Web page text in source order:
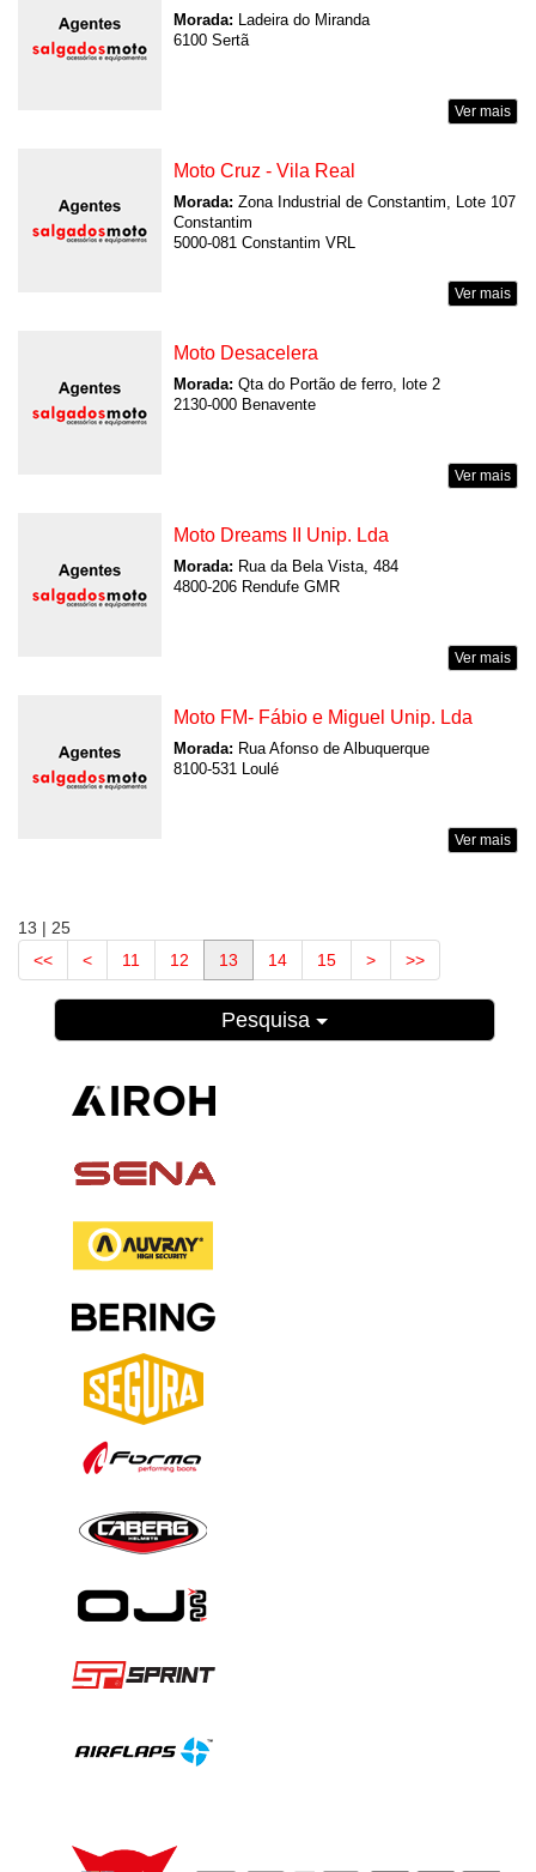
Morada: Ladeira do Miranda
6100 Sertã
Ver mais
Moto Cruz - Vila Real
Morada: Zona Industrial de Constantim, Lote 107
Constantim
5000-081 Constantim VRL
Ver mais
Moto Desacelera
Morada: Qta do Portão de ferro, lote 2
2130-000 Benavente
Ver mais
Moto Dreams II Unip. Lda
Morada: Rua da Bela Vista, 484
4800-206 Rendufe GMR
Ver mais
Moto FM- Fábio e Miguel Unip. Lda
Morada: Rua Afonso de Albuquerque
8100-531 Loulé
Ver mais
13 | 25
<<
< 11 12 13 14 15 > >>
Pesquisa